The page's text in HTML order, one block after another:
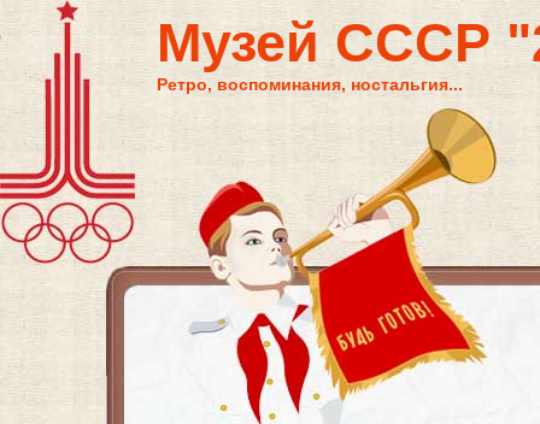
Музей СССР
Ретро, воспоминания, ностальгия...